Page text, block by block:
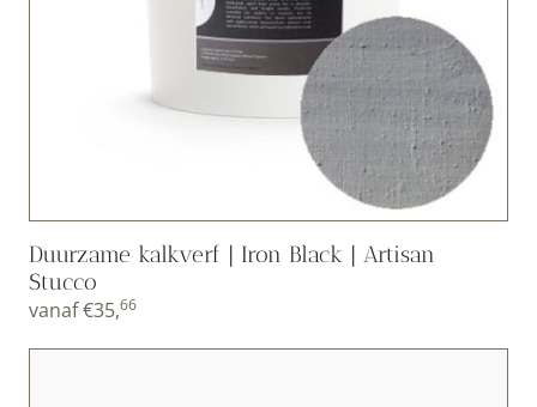
Duurzame kalkverf | Iron Black | Artisan
Stucco
vanaf€35,66